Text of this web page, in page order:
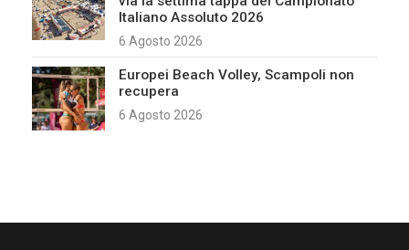
Italiano Assoluto 2026
6 Agosto 2026
Europei Beach Volley, Scampoli non
recupera
6 Agosto 2026